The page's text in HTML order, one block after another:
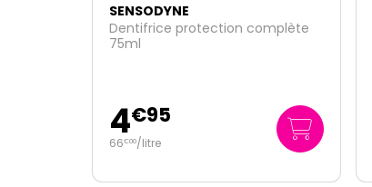
SENSODYNE
Dentifrice quotidien Répare et
protège 75ml
4€95
66€00/litre